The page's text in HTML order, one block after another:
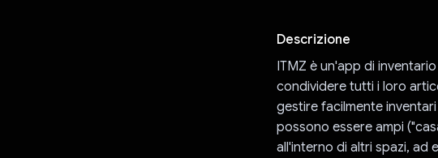
Descrizione
ITMZ è un'app di
condividere tutti i loro
gestire facilmente
possono essere ampi
all'interno di altri spazi, ad